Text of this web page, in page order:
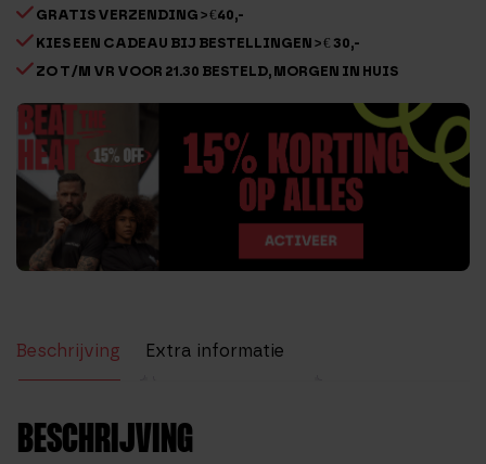
GRATIS VERZENDING > €40,-
KIES EEN CADEAU BIJ BESTELLINGEN > € 30,-
ZO T/M VR VOOR 21.30 BESTELD, MORGEN IN HUIS
Beschrijving
Extra informatie
BESCHRIJVING